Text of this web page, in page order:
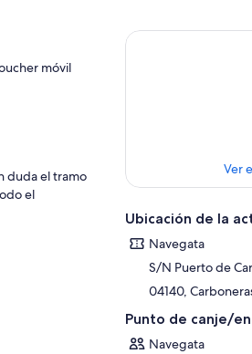
móvil
duda el tramo
el
Ver
Ubicación de la
Navegata
S/N Puerto de
04140,
Punto de canje/
Navegata